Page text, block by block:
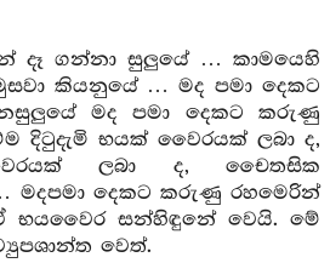
දෑ ගන්නා සුලුයේ … කාමයෙහි
කියනුයේ … මද පමා දෙකට
මද පමා දෙකට කරුණු
දිටුදැමි භයක් වෛරයක් ලබා ද,
ලබා ද, චෛතසික
මදපමා දෙකට කරුණු රහමෙරින්
භයවෛර සන්හිඳුනේ වෙයි. මේ
වෙත්.